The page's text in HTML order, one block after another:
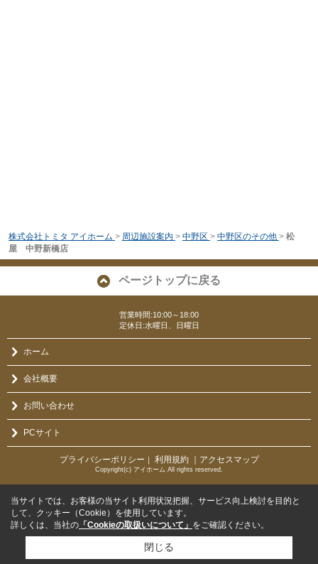
株式会社トミタ アイホーム > 周辺施設案内 > 中野区 > 中野区のその他 > 松
屋 中野新橋店
ページトップに戻る
営業時間:10:00～18:00
定休日:水曜日、日曜日
ホーム
会社概要
お問い合わせ
PCサイト
プライバシーポリシー ｜ 利用規約 ｜アクセスマップ
Copyright(c) アイホーム All rights reserved.
当サイトでは、お客様の当サイト利用状況把握、サービス向上検討を目的と
して、クッキー（Cookie）を使用しています。
詳しくは、当社の 「Cookieの取扱いについて」 をご確認ください。
閉じる